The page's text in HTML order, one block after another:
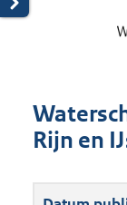
Rijn en